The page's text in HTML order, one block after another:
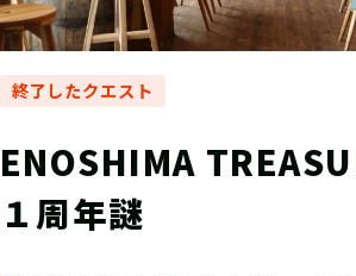
終了したクエスト
ENOSHIMA
１周年謎